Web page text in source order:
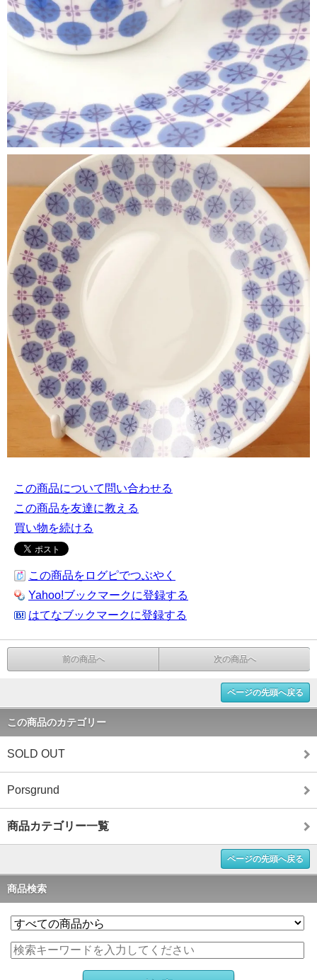
この商品について問い合わせる
この商品を友達に教える
買い物を続ける
この商品をログピでつぶやく
Yahoo!ブックマークに登録する
はてなブックマークに登録する
前の商品へ 次の商品へ
ページの先頭へ戻る
この商品のカテゴリー
SOLD OUT
Porsgrund
商品カテゴリー一覧
ページの先頭へ戻る
商品検索